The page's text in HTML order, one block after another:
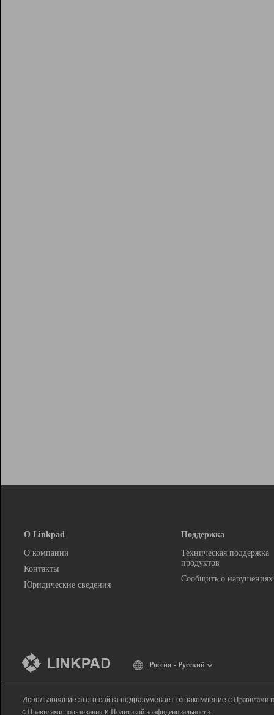
О Linkpad
О компании
Контакты
Юридические сведения
Поддержка
Техническая поддержка
продуктов
Сообщить о нарушениях
Россия - Русский
Использование этого сайта подразумевает ознакомление с Правилами
с Правилами пользования и Политикой конфиденциальности.